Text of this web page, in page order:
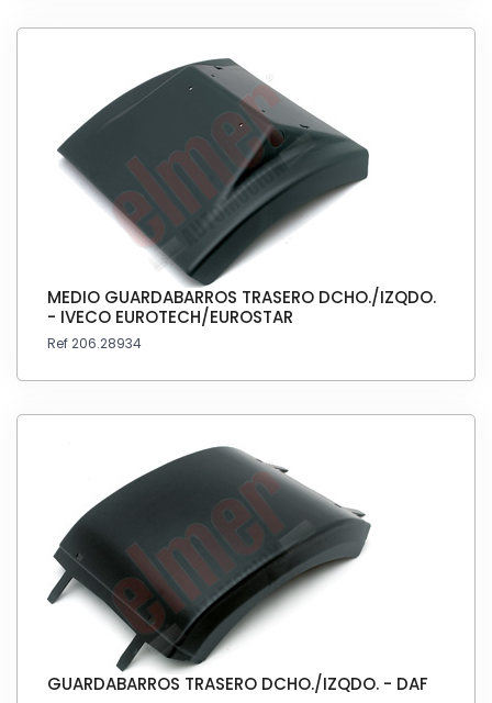
MEDIO GUARDABARROS TRASERO DCHO./IZQDO.
- IVECO EUROTECH/EUROSTAR
Ref 206.28934
GUARDABARROS TRASERO DCHO./IZQDO. - DAF